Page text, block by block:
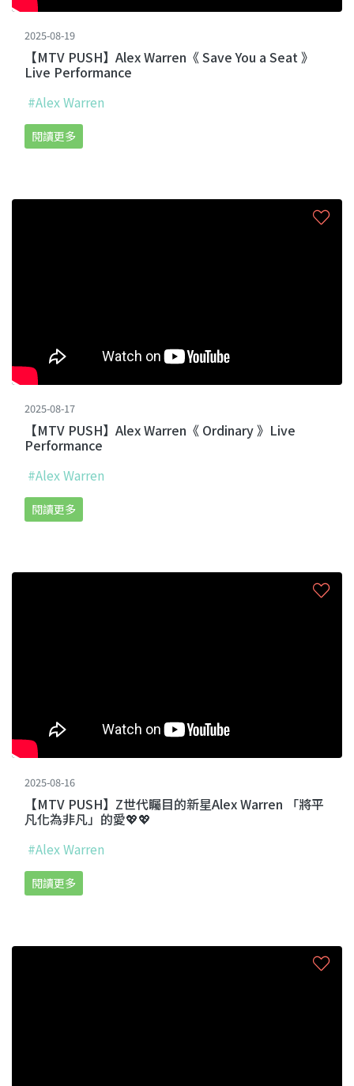
2025-08-19
【MTV PUSH】Alex Warren《 Save You a Seat 》
Live Performance
#Alex Warren
閱讀更多
2025-08-17
【MTV PUSH】Alex Warren《 Ordinary 》Live
Performance
#Alex Warren
閱讀更多
2025-08-16
【MTV PUSH】Z世代矚目的新星Alex Warren 「將平
凡化為非凡」的愛💖💖
#Alex Warren
閱讀更多